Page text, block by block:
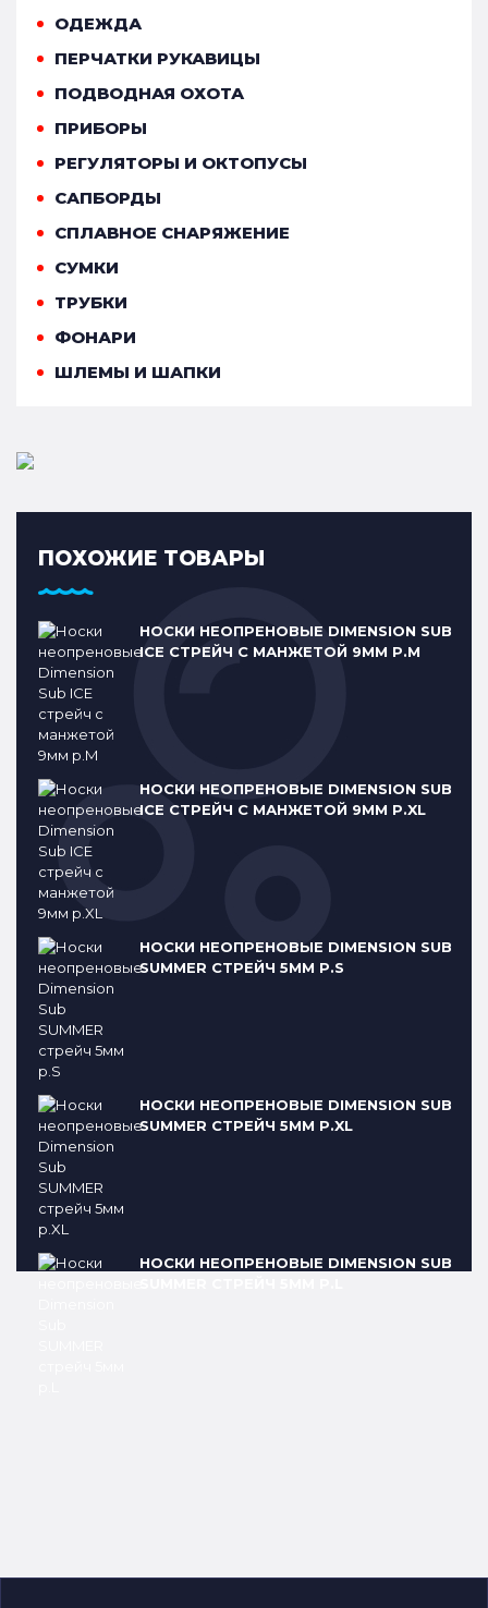
ОДЕЖДА
ПЕРЧАТКИ РУКАВИЦЫ
ПОДВОДНАЯ ОХОТА
ПРИБОРЫ
РЕГУЛЯТОРЫ И ОКТОПУСЫ
САПБОРДЫ
СПЛАВНОЕ СНАРЯЖЕНИЕ
СУМКИ
ТРУБКИ
ФОНАРИ
ШЛЕМЫ И ШАПКИ
ПОХОЖИЕ ТОВАРЫ
НОСКИ НЕОПРЕНОВЫЕ DIMENSION SUB
ICE СТРЕЙЧ С МАНЖЕТОЙ 9ММ Р.M
НОСКИ НЕОПРЕНОВЫЕ DIMENSION SUB
ICE СТРЕЙЧ С МАНЖЕТОЙ 9ММ Р.XL
НОСКИ НЕОПРЕНОВЫЕ DIMENSION SUB
SUMMER СТРЕЙЧ 5ММ Р.S
НОСКИ НЕОПРЕНОВЫЕ DIMENSION SUB
SUMMER СТРЕЙЧ 5ММ Р.XL
НОСКИ НЕОПРЕНОВЫЕ DIMENSION SUB